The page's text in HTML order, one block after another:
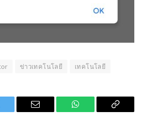
ข่าวเทคโนโลยี เทคโนโลยี
Email WhatsApp Copy